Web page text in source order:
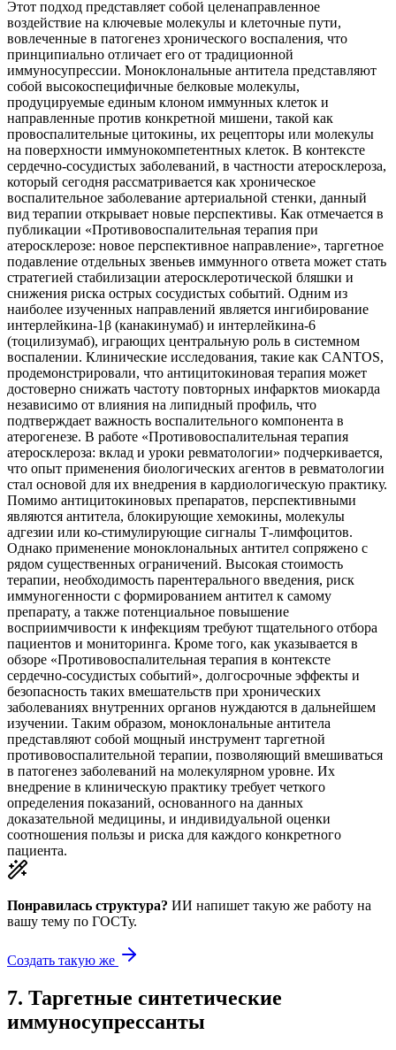
Этот подход представляет собой целенаправленное
воздействие на ключевые молекулы и клеточные пути,
вовлеченные в патогенез хронического воспаления, что
принципиально отличает его от традиционной
иммуносупрессии. Моноклональные антитела представляют
собой высокоспецифичные белковые молекулы,
продуцируемые единым клоном иммунных клеток и
направленные против конкретной мишени, такой как
провоспалительные цитокины, их рецепторы или молекулы
на поверхности иммунокомпетентных клеток. В контексте
сердечно-сосудистых заболеваний, в частности атеросклероза,
который сегодня рассматривается как хроническое
воспалительное заболевание артериальной стенки, данный
вид терапии открывает новые перспективы. Как отмечается в
публикации «Противовоспалительная терапия при
атеросклерозе: новое перспективное направление», таргетное
подавление отдельных звеньев иммунного ответа может стать
стратегией стабилизации атеросклеротической бляшки и
снижения риска острых сосудистых событий. Одним из
наиболее изученных направлений является ингибирование
интерлейкина-1β (канакинумаб) и интерлейкина-6
(тоцилизумаб), играющих центральную роль в системном
воспалении. Клинические исследования, такие как CANTOS,
продемонстрировали, что антицитокиновая терапия может
достоверно снижать частоту повторных инфарктов миокарда
независимо от влияния на липидный профиль, что
подтверждает важность воспалительного компонента в
атерогенезе. В работе «Противовоспалительная терапия
атеросклероза: вклад и уроки ревматологии» подчеркивается,
что опыт применения биологических агентов в ревматологии
стал основой для их внедрения в кардиологическую практику.
Помимо антицитокиновых препаратов, перспективными
являются антитела, блокирующие хемокины, молекулы
адгезии или ко-стимулирующие сигналы Т-лимфоцитов.
Однако применение моноклональных антител сопряжено с
рядом существенных ограничений. Высокая стоимость
терапии, необходимость парентерального введения, риск
иммуногенности с формированием антител к самому
препарату, а также потенциальное повышение
восприимчивости к инфекциям требуют тщательного отбора
пациентов и мониторинга. Кроме того, как указывается в
обзоре «Противовоспалительная терапия в контексте
сердечно-сосудистых событий», долгосрочные эффекты и
безопасность таких вмешательств при хронических
заболеваниях внутренних органов нуждаются в дальнейшем
изучении. Таким образом, моноклональные антитела
представляют собой мощный инструмент таргетной
противовоспалительной терапии, позволяющий вмешиваться
в патогенез заболеваний на молекулярном уровне. Их
внедрение в клиническую практику требует четкого
определения показаний, основанного на данных
доказательной медицины, и индивидуальной оценки
соотношения пользы и риска для каждого конкретного
пациента.
Понравилась структура? ИИ напишет такую же работу на
вашу тему по ГОСТу.
Создать такую же
7. Таргетные синтетические
иммуносупрессанты